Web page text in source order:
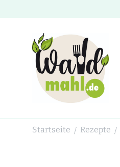
Startseite / Rezepte /